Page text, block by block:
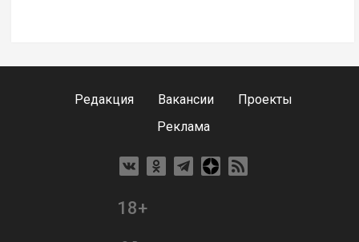
Редакция Вакансии
Проекты
Реклама
18+